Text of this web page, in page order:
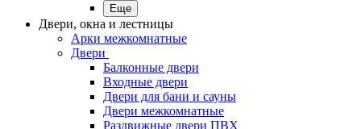
Еще
Двери, окна и лестницы
Арки межкомнатные
Двери
Балконные двери
Входные двери
Двери для бани и сауны
Двери межкомнатные
Раздвижные двери ПВХ